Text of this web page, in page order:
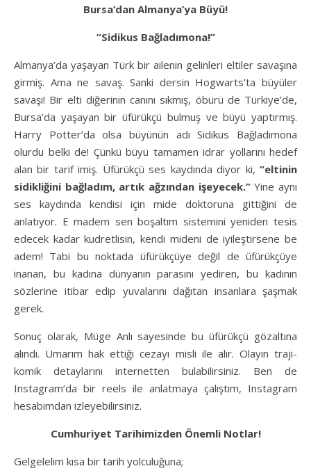
Bursa’dan Almanya’ya Büyü!
“Sidikus Bağladımona!”
Almanya’da yaşayan Türk bir ailenin gelinleri eltiler savaşına
girmiş. Ama ne savaş. Sanki dersin Hogwarts’ta büyüler
savaşı! Bir elti diğerinin canını sıkmış, öbürü de Türkiye’de,
Bursa’da yaşayan bir üfürükçü bulmuş ve büyü yaptırmış.
Harry Potter’da olsa büyünün adı Sidikus Bağladımona
olurdu belki de! Çünkü büyü tamamen idrar yollarını hedef
alan bir tarif imiş. Üfürükçü ses kaydında diyor ki, “eltinin
sidikliğini bağladım, artık ağzından işeyecek.”Yine aynı
ses kaydında kendisi için mide doktoruna gittiğini de
anlatıyor. E madem sen boşaltım sistemini yeniden tesis
edecek kadar kudretlisin, kendi mideni de iyileştirsene be
adem! Tabi bu noktada üfürükçüye değil de üfürükçüye
inanan, bu kadına dünyanın parasını yediren, bu kadının
sözlerine itibar edip yuvalarını dağıtan insanlara şaşmak
gerek.
Sonuç olarak, Müge Anlı sayesinde bu üfürükçü gözaltına
alındı. Umarım hak ettiği cezayı misli ile alır. Olayın traji-
komik detaylarını internetten bulabilirsiniz. Ben de
Instagram’da bir reels ile anlatmaya çalıştım, Instagram
hesabımdan izleyebilirsiniz.
Cumhuriyet Tarihimizden Önemli Notlar!
Gelgelelim kısa bir tarih yolculuğuna;